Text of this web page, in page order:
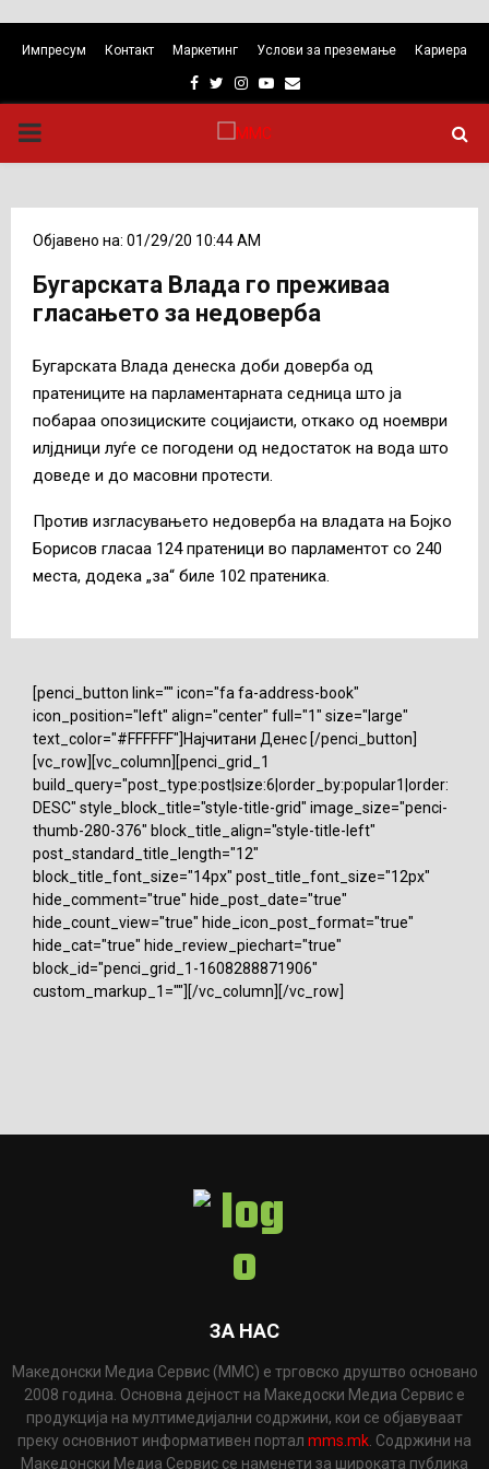
Импресум Контакт Маркетинг Услови за преземање Кариера
Facebook
TwitterInstagram
Youtube
Email
PRIMARY
Објавено на: 01/29/20 10:44 AM
Бугарската Влада го преживаа
гласањето за недоверба
Бугарската Влада денеска доби доверба од
пратениците на парламентарната седница што ја
побараа опозициските социјаисти, откако од ноември
илјдници луѓе се погодени од недостаток на вода што
доведе и до масовни протести.
Против изгласувањето недоверба на владата на Бојко
Борисов гласаа 124 пратеници во парламентот со 240
места, додека „за“ биле 102 пратеника.
[penci_button link="" icon="fa fa-address-book"
icon_position="left" align="center" full="1" size="large"
text_color="#FFFFFF"]Најчитани Денес [/penci_button]
[vc_row][vc_column][penci_grid_1
build_query="post_type:post|size:6|order_by:popular1|order:
DESC" style_block_title="style-title-grid" image_size="penci-
thumb-280-376" block_title_align="style-title-left"
post_standard_title_length="12"
block_title_font_size="14px" post_title_font_size="12px"
hide_comment="true" hide_post_date="true"
hide_count_view="true" hide_icon_post_format="true"
hide_cat="true" hide_review_piechart="true"
block_id="penci_grid_1-1608288871906"
custom_markup_1=""][/vc_column][/vc_row]
ЗА НАС
Македонски Медиа Сервис (ММС) е трговско друштво основано
2008 година. Основна дејност на Македоски Медиа Сервис е
продукција на мултимедијални содржини, кои се објавуваат
преку основниот информативен портал mms.mk . Содржини на
Македонски Медиа Сервис се наменети за широката публика